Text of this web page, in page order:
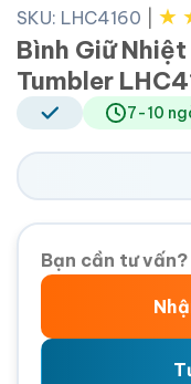
SKU: LHC4160 ★
Bình Giữ
Tumbler
7-10
Bạn cần tư vấn?